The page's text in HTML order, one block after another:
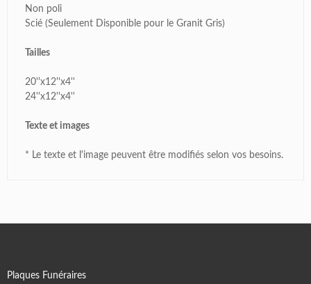
Non poli
Scié (Seulement Disponible pour le Granit Gris)
Tailles
20''x12''x4''
24''x12''x4''
Texte et images
* Le texte et l'image peuvent être modifiés selon vos besoins.
Plaques Funéraires